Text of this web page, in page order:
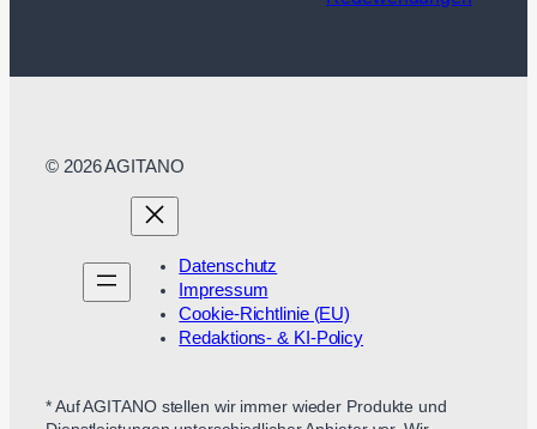
© 2026 AGITANO
Datenschutz
Impressum
Cookie-Richtlinie (EU)
Redaktions- & KI-Policy
* Auf AGITANO stellen wir immer wieder Produkte und